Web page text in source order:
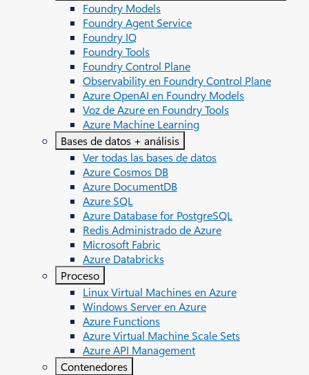
Foundry Models
Foundry Agent Service
Foundry IQ
Foundry Tools
Foundry Control Plane
Observability en Foundry Control Plane
Azure OpenAI en Foundry Models
Voz de Azure en Foundry Tools
Azure Machine Learning
Bases de datos + análisis
Ver todas las bases de datos
Azure Cosmos DB
Azure DocumentDB
Azure SQL
Azure Database for PostgreSQL
Redis Administrado de Azure
Microsoft Fabric
Azure Databricks
Proceso
Linux Virtual Machines en Azure
Windows Server en Azure
Azure Functions
Azure Virtual Machine Scale Sets
Azure API Management
Contenedores